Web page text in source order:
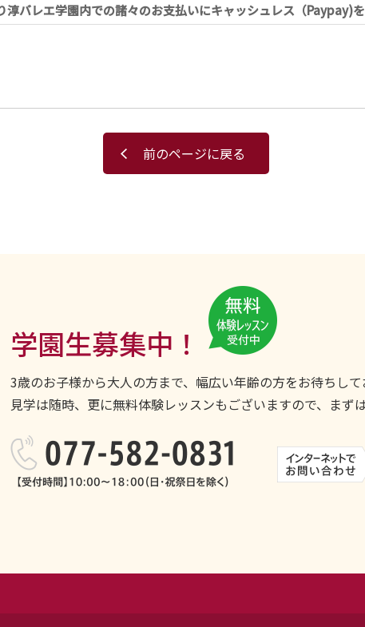
淳バレエ学園内での諸々のお支払いにキャッシュレス（Paypay)を
前のページに戻る
学園生募集中！
3歳のお子様から大人の方まで、幅広い年齢の方をお待ちして
見学は随時、更に無料体験レッスンもございますので、まず